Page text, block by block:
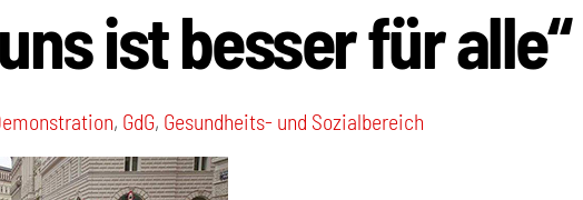
ist besser für alle“
, GdG, Gesundheits- und Sozialbereich